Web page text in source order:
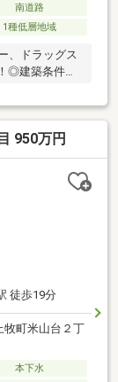
南道路
1種低層地域
、ドラッグス
◎建築条件無
950万円
徒歩19分
牧町米山台２丁
本下水